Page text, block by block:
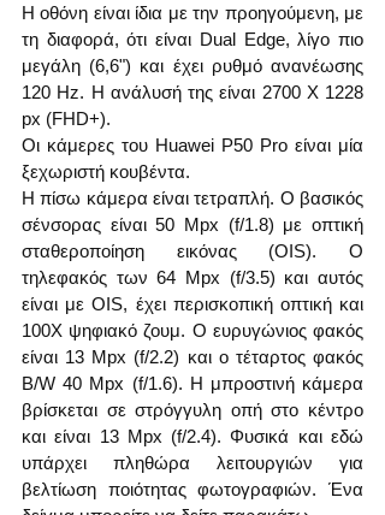
Η οθόνη είναι ίδια με την προηγούμενη, με
τη διαφορά, ότι είναι Dual Edge, λίγο πιο
μεγάλη (6,6") και έχει ρυθμό ανανέωσης
120 Hz. Η ανάλυσή της είναι 2700 Χ 1228
px (FHD+).
Οι κάμερες του Huawei P50 Pro είναι μία
ξεχωριστή κουβέντα.
Η πίσω κάμερα είναι τετραπλή. Ο βασικός
σένσορας είναι 50 Mpx (f/1.8) με οπτική
σταθεροποίηση εικόνας (OIS). Ο
τηλεφακός των 64 Mpx (f/3.5) και αυτός
είναι με OIS, έχει περισκοπική οπτική και
100Χ ψηφιακό ζουμ. Ο ευρυγώνιος φακός
είναι 13 Mpx (f/2.2) και ο τέταρτος φακός
B/W 40 Mpx (f/1.6). Η μπροστινή κάμερα
βρίσκεται σε στρόγγυλη οπή στο κέντρο
και είναι 13 Mpx (f/2.4). Φυσικά και εδώ
υπάρχει πληθώρα λειτουργιών για
βελτίωση ποιότητας φωτογραφιών. Ένα